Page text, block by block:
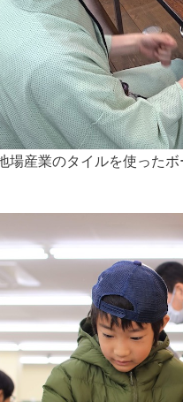
場産業のタイルを使ったボ